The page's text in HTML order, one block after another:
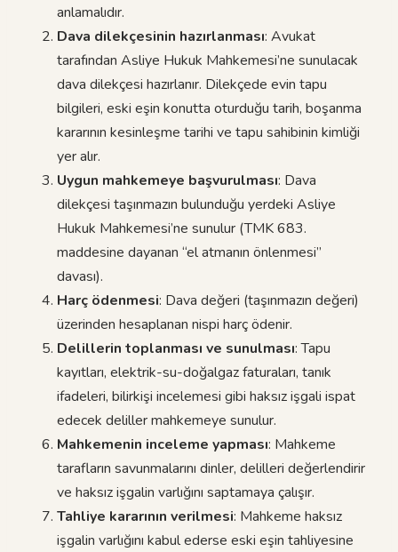
anlamalıdır.
Dava dilekçesinin hazırlanması: Avukat
tarafından Asliye Hukuk Mahkemesi’ne sunulacak
dava dilekçesi hazırlanır. Dilekçede evin tapu
bilgileri, eski eşin konutta oturduğu tarih, boşanma
kararının kesinleşme tarihi ve tapu sahibinin kimliği
yer alır.
Uygun mahkemeye başvurulması: Dava
dilekçesi taşınmazın bulunduğu yerdeki Asliye
Hukuk Mahkemesi’ne sunulur (TMK 683.
maddesine dayanan “el atmanın önlenmesi”
davası).
Harç ödenmesi: Dava değeri (taşınmazın değeri)
üzerinden hesaplanan nispi harç ödenir.
Delillerin toplanması ve sunulması: Tapu
kayıtları, elektrik-su-doğalgaz faturaları, tanık
ifadeleri, bilirkişi incelemesi gibi haksız işgali ispat
edecek deliller mahkemeye sunulur.
Mahkemenin inceleme yapması: Mahkeme
tarafların savunmalarını dinler, delilleri değerlendirir
ve haksız işgalin varlığını saptamaya çalışır.
Tahliye kararının verilmesi: Mahkeme haksız
işgalin varlığını kabul ederse eski eşin tahliyesine